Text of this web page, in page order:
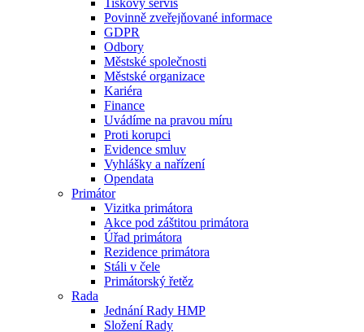
Tiskový servis
Povinně zveřejňované informace
GDPR
Odbory
Městské společnosti
Městské organizace
Kariéra
Finance
Uvádíme na pravou míru
Proti korupci
Evidence smluv
Vyhlášky a nařízení
Opendata
Primátor
Vizitka primátora
Akce pod záštitou primátora
Úřad primátora
Rezidence primátora
Stáli v čele
Primátorský řetěz
Rada
Jednání Rady HMP
Složení Rady